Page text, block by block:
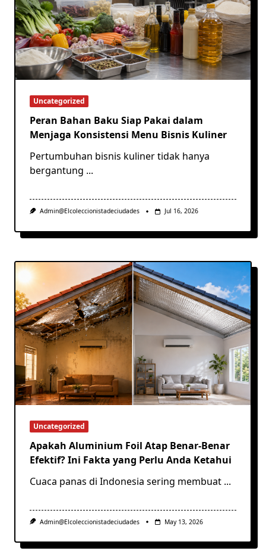
Uncategorized
Peran Bahan Baku Siap Pakai dalam
Menjaga Konsistensi Menu Bisnis Kuliner
Pertumbuhan bisnis kuliner tidak hanya
bergantung ...
Admin@elcoleccionistadeciudades Jul 16, 2026
Uncategorized
Apakah Aluminium Foil Atap Benar-Benar
Efektif? Ini Fakta yang Perlu Anda Ketahui
Cuaca panas di Indonesia sering membuat ...
Admin@elcoleccionistadeciudades May 13, 2026